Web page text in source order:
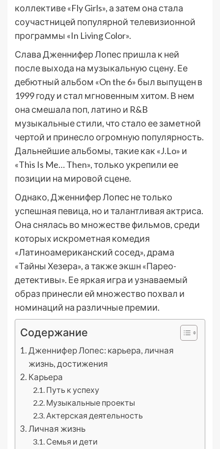
коллективе «Fly Girls», а затем она стала
соучастницей популярной телевизионной
программы «In Living Color».
Слава Дженнифер Лопес пришла к ней
после выхода на музыкальную сцену. Ее
дебютный альбом «On the 6» был выпущен в
1999 году и стал мгновенным хитом. В нем
она смешала поп, латино и R&B
музыкальные стили, что стало ее заметной
чертой и принесло огромную популярность.
Дальнейшие альбомы, такие как «J.Lo» и
«This Is Me… Then», только укрепили ее
позиции на мировой сцене.
Однако, Дженнифер Лопес не только
успешная певица, но и талантливая актриса.
Она снялась во множестве фильмов, среди
которых искрометная комедия
«Латиноамериканский сосед», драма
«Тайны Хезера», а также экшн «Парео-
детективы». Ее яркая игра и узнаваемый
образ принесли ей множество похвал и
номинаций на различные премии.
Содержание
Дженнифер Лопес: карьера, личная
жизнь, достижения
Карьера
Путь к успеху
Музыкальные проекты
Актерская деятельность
Личная жизнь
Семья и дети